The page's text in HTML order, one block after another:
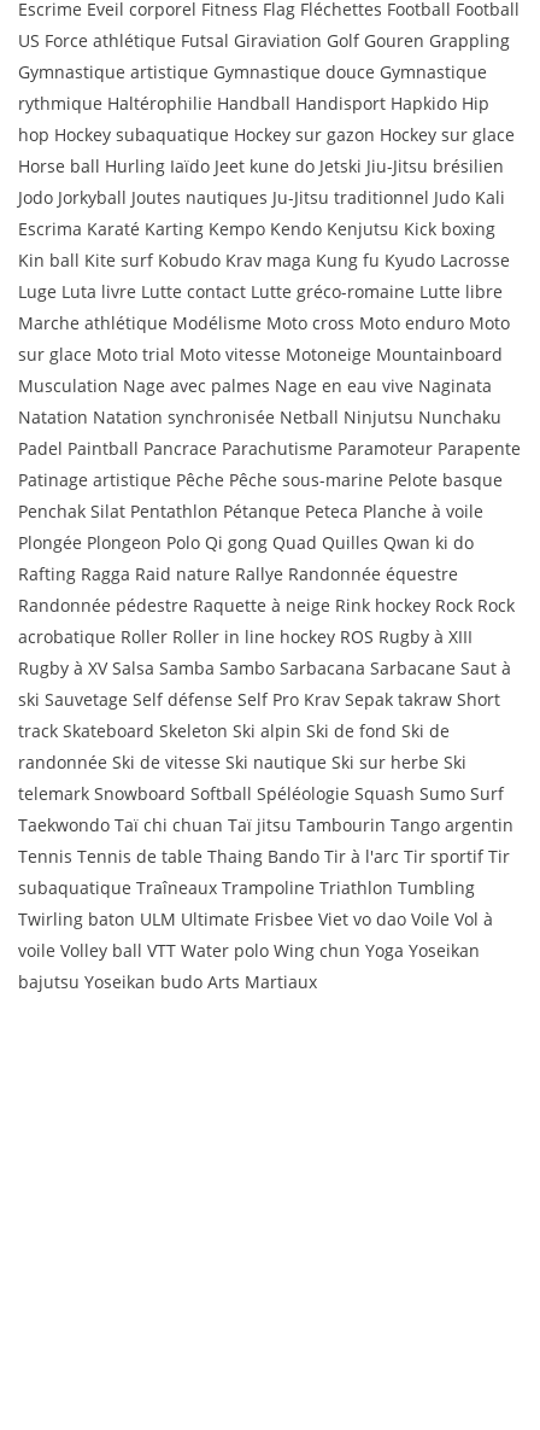
Escrime Eveil corporel Fitness Flag Fléchettes Football Football
US Force athlétique Futsal Giraviation Golf Gouren Grappling
Gymnastique artistique Gymnastique douce Gymnastique
rythmique Haltérophilie Handball Handisport Hapkido Hip
hop Hockey subaquatique Hockey sur gazon Hockey sur glace
Horse ball Hurling Iaïdo Jeet kune do Jetski Jiu-Jitsu brésilien
Jodo Jorkyball Joutes nautiques Ju-Jitsu traditionnel Judo Kali
Escrima Karaté Karting Kempo Kendo Kenjutsu Kick boxing
Kin ball Kite surf Kobudo Krav maga Kung fu Kyudo Lacrosse
Luge Luta livre Lutte contact Lutte gréco-romaine Lutte libre
Marche athlétique Modélisme Moto cross Moto enduro Moto
sur glace Moto trial Moto vitesse Motoneige Mountainboard
Musculation Nage avec palmes Nage en eau vive Naginata
Natation Natation synchronisée Netball Ninjutsu Nunchaku
Padel Paintball Pancrace Parachutisme Paramoteur Parapente
Patinage artistique Pêche Pêche sous-marine Pelote basque
Penchak Silat Pentathlon Pétanque Peteca Planche à voile
Plongée Plongeon Polo Qi gong Quad Quilles Qwan ki do
Rafting Ragga Raid nature Rallye Randonnée équestre
Randonnée pédestre Raquette à neige Rink hockey Rock Rock
acrobatique Roller Roller in line hockey ROS Rugby à XIII
Rugby à XV Salsa Samba Sambo Sarbacana Sarbacane Saut à
ski Sauvetage Self défense Self Pro Krav Sepak takraw Short
track Skateboard Skeleton Ski alpin Ski de fond Ski de
randonnée Ski de vitesse Ski nautique Ski sur herbe Ski
telemark Snowboard Softball Spéléologie Squash Sumo Surf
Taekwondo Taï chi chuan Taï jitsu Tambourin Tango argentin
Tennis Tennis de table Thaing Bando Tir à l'arc Tir sportif Tir
subaquatique Traîneaux Trampoline Triathlon Tumbling
Twirling baton ULM Ultimate Frisbee Viet vo dao Voile Vol à
voile Volley ball VTT Water polo Wing chun Yoga Yoseikan
bajutsu Yoseikan budo Arts Martiaux